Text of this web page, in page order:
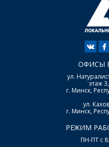
ОФИСЫ
ул.
этаж
г. Минск,
ул.
г. Минск,
РЕЖИМ
ПН-ПТ с